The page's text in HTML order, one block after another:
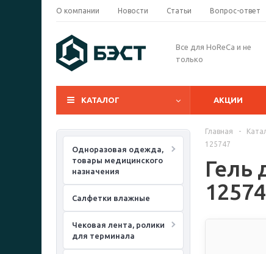
О компании Новости Статьи Вопрос-ответ
Все для HoReCa и не
только
КАТАЛОГ АКЦИИ
Одноразовая одежда,
товары медицинского
назначения
Салфетки влажные
Чековая лента, ролики
для терминала
Главная -
125747
Гель